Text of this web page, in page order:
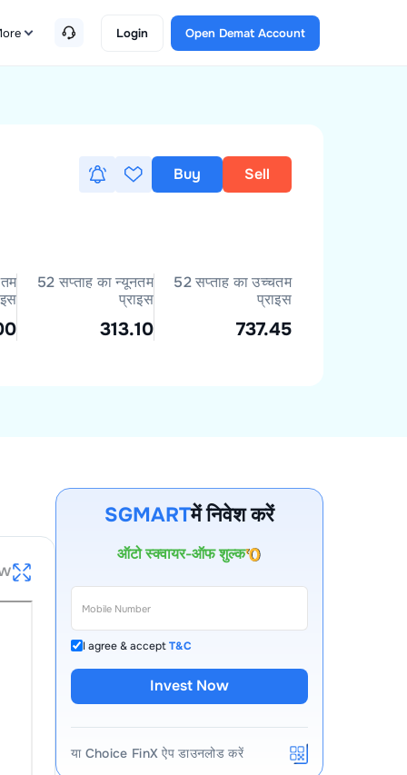
Login Open Demat Account
Buy Sell
52 सप्ताह का न्यूनतम
प्राइस
313.10
52 सप्ताह का उच्चतम
प्राइस
737.45
SGMARTमें निवेश करें
पहले वर्ष के लिए AMC
ऑटो स्क्वायर-ऑफ शुल्क
कॉल और ट्रेड शुल्क
I agree & acceptT&C
Invest Now
या Choice FinX ऐप डाउनलोड करें